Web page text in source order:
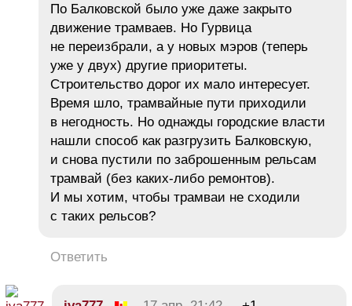
По Балковской было уже даже закрыто
движение трамваев. Но Гурвица
не переизбрали, а у новых мэров (теперь
уже у двух) другие приоритеты.
Строительство дорог их мало интересует.
Время шло, трамвайные пути приходили
в негодность. Но однажды городские власти
нашли способ как разгрузить Балковскую,
и снова пустили по заброшенным рельсам
трамвай (без каких-либо ремонтов).
И мы хотим, чтобы трамваи не сходили
с таких рельсов?
Ответить